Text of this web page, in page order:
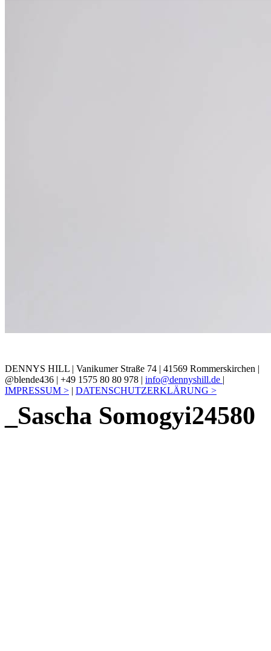
_Sascha Somogyi24580
DENNYS HILL | Vanikumer Straße 74 | 41569 Rommerskirchen |
@blende436 | +49 1575 80 80 978 | info@dennyshill.de |
IMPRESSUM > | DATENSCHUTZERKLÄRUNG >